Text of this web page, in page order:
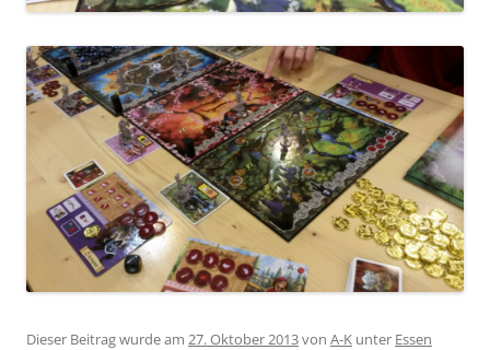
Dieser Beitrag wurde am 27. Oktober 2013von A-K unter Essen